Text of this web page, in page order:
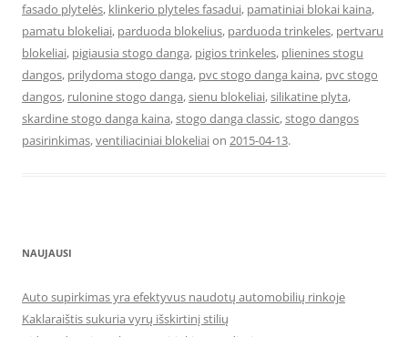
fasado plytelės, klinkerio plyteles fasadui, pamatiniai blokai kaina,
pamatu blokeliai, parduoda blokelius, parduoda trinkeles, pertvaru
blokeliai, pigiausia stogo danga, pigios trinkeles, plienines stogu
dangos, prilydoma stogo danga, pvc stogo danga kaina, pvc stogo
dangos, rulonine stogo danga,sienu blokeliai,silikatine plyta,
skardine stogo danga kaina,stogo danga classic,stogo dangos
pasirinkimas,ventiliaciniai blokeliaion 2015-04-13.
NAUJAUSI
Auto supirkimas yra efektyvus naudotų automobilių rinkoje
Kaklaraištis sukuria vyrų išskirtinį stilių